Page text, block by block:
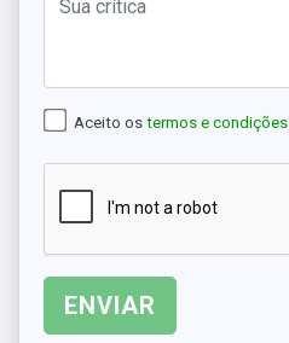
Aceito os termos e condições